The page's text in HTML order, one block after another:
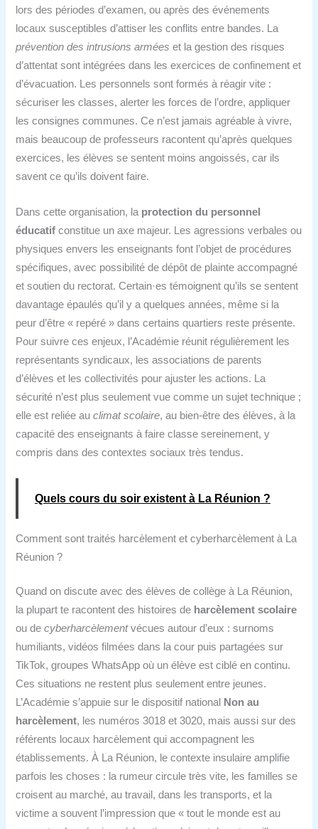
lors des périodes d’examen, ou après des événements
locaux susceptibles d’attiser les conflits entre bandes. La
prévention des intrusions armées et la gestion des risques
d’attentat sont intégrées dans les exercices de confinement et
d’évacuation. Les personnels sont formés à réagir vite :
sécuriser les classes, alerter les forces de l’ordre, appliquer
les consignes communes. Ce n’est jamais agréable à vivre,
mais beaucoup de professeurs racontent qu’après quelques
exercices, les élèves se sentent moins angoissés, car ils
savent ce qu’ils doivent faire.
Dans cette organisation, la protection du personnel
éducatif constitue un axe majeur. Les agressions verbales ou
physiques envers les enseignants font l’objet de procédures
spécifiques, avec possibilité de dépôt de plainte accompagné
et soutien du rectorat. Certain·es témoignent qu’ils se sentent
davantage épaulés qu’il y a quelques années, même si la
peur d’être « repéré » dans certains quartiers reste présente.
Pour suivre ces enjeux, l’Académie réunit régulièrement les
représentants syndicaux, les associations de parents
d’élèves et les collectivités pour ajuster les actions. La
sécurité n’est plus seulement vue comme un sujet technique ;
elle est reliée auclimat scolaire, au bien‑être des élèves, à la
capacité des enseignants à faire classe sereinement, y
compris dans des contextes sociaux très tendus.
Quels cours du soir existent à La Réunion ?
Comment sont traités harcèlement et cyberharcèlement à La
Réunion ?
Quand on discute avec des élèves de collège à La Réunion,
la plupart te racontent des histoires de harcèlement scolaire
ou decyberharcèlementvécues autour d’eux : surnoms
humiliants, vidéos filmées dans la cour puis partagées sur
TikTok, groupes WhatsApp où un élève est ciblé en continu.
Ces situations ne restent plus seulement entre jeunes.
L’Académie s’appuie sur le dispositif national
Non au
harcèlement, les numéros 3018 et 3020, mais aussi sur des
référents locaux harcèlement qui accompagnent les
établissements. À La Réunion, le contexte insulaire amplifie
parfois les choses : la rumeur circule très vite, les familles se
croisent au marché, au travail, dans les transports, et la
victime a souvent l’impression que « tout le monde est au